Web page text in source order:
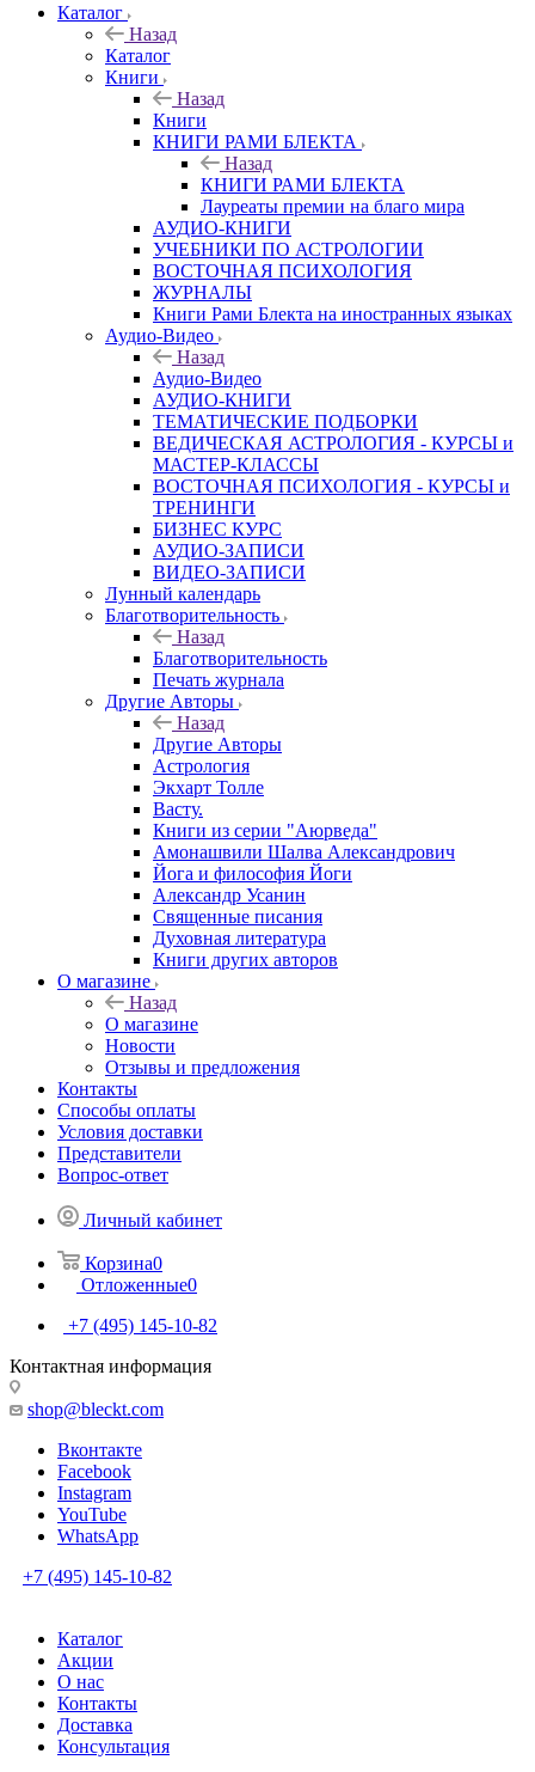
Каталог
Назад
Каталог
Книги
Назад
Книги
КНИГИ РАМИ БЛЕКТА
Назад
КНИГИ РАМИ БЛЕКТА
Лауреаты премии на благо мира
АУДИО-КНИГИ
УЧЕБНИКИ ПО АСТРОЛОГИИ
ВОСТОЧНАЯ ПСИХОЛОГИЯ
ЖУРНАЛЫ
Книги Рами Блекта на иностранных языках
Аудио-Видео
Назад
Аудио-Видео
АУДИО-КНИГИ
ТЕМАТИЧЕСКИЕ ПОДБОРКИ
ВЕДИЧЕСКАЯ АСТРОЛОГИЯ - КУРСЫ и
МАСТЕР-КЛАССЫ
ВОСТОЧНАЯ ПСИХОЛОГИЯ - КУРСЫ и
ТРЕНИНГИ
БИЗНЕС КУРС
АУДИО-ЗАПИСИ
ВИДЕО-ЗАПИСИ
Лунный календарь
Благотворительность
Назад
Благотворительность
Печать журнала
Другие Aвторы
Назад
Другие Aвторы
Астрология
Экхарт Толле
Васту.
Книги из серии "Аюрведа"
Амонашвили Шалва Александрович
Йога и философия Йоги
Александр Усанин
Священные писания
Духовная литература
Книги других авторов
О магазине
Назад
О магазине
Новости
Отзывы и предложения
Контакты
Способы оплаты
Условия доставки
Представители
Вопрос-ответ
Личный кабинет
Корзина0
Отложенные0
+7 (495) 145-10-82
Контактная информация
shop@bleckt.com
Вконтакте
Facebook
Instagram
YouTube
WhatsApp
+7 (495) 145-10-82
Каталог
Акции
О нас
Контакты
Доставка
Консультация